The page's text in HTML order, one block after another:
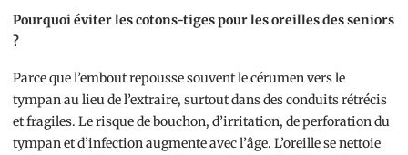
Pourquoi éviter les cotons-tiges pour les oreilles des seniors
?
Parce que l’embout repousse souvent le cérumen vers le
tympan au lieu de l’extraire, surtout dans des conduits rétrécis
et fragiles. Le risque de bouchon, d’irritation, de perforation du
tympan et d’infection augmente avec l’âge. L’oreille se nettoie